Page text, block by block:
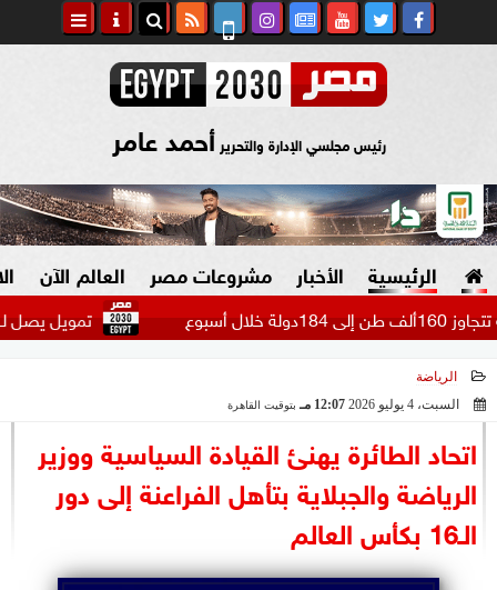
رئيس مجلسي الإدارة والتحرير أحمد عامر
الرئيسية الأخبار
السياسة
الرئاسة
البرلمان
الوزارات
مشروعات مصر العالم الآن
تمويل يصل لـ12 مليون جنيه.. تفاصيل برامج قروض السيارات الكهربائية...
الرياضة
السبت، 4 يوليو 2026
12:07 مـ بتوقيت القاهرة
اتحاد الطائرة يهنئ القيادة السياسية ووزير
الرياضة والجبلاية بتأهل الفراعنة إلى دور
الـ16 بكأس العالم